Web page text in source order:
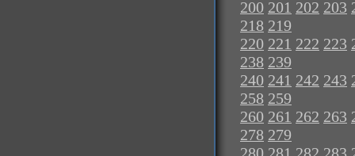
200 201 202 203
218 219
220 221 222 223
238 239
240 241 242 243
258 259
260 261 262 263
278 279